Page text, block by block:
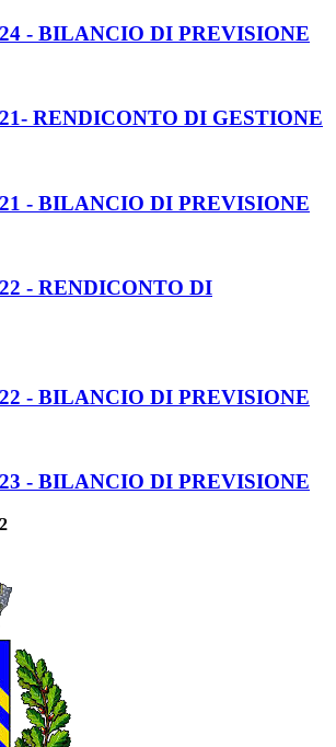
- BILANCIO DI PREVISIONE
RENDICONTO DI GESTIONE
- BILANCIO DI PREVISIONE
- RENDICONTO DI
- BILANCIO DI PREVISIONE
- BILANCIO DI PREVISIONE